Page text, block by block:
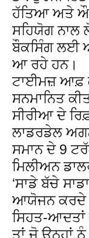
ਹੱਤਿਆ ਅਤੇ
ਸਹਿਯੋਗ ਨਾਲ
ਬੌਕਸਿੰਗ ਲਈ
ਆ ਰਹੇ ਹਨ।
ਟਾਈਮਜ਼ ਆਫ਼
ਸਨਮਾਨਿਤ
ਸੀਰੀਆ ਦੇ
ਲਾਡਰਡੇਲ
ਸਮਾਨ ਦੇ 9
ਮਿਲੀਅਨ
‘ਸਾਡੇ ਬੱਚੇ
ਆਯੋਜਨ ਕਰਦੇ
ਸਿਹਤ-ਆਦਤਾਂ
ਤਾਂ ਜੋ ਉਨ੍ਹਾਂ